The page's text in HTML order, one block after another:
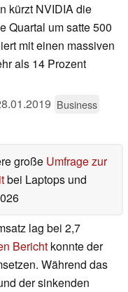
kürzt NVIDIA die
Quartal um satte 500
mit einen massiven
als 14 Prozent
Business
große Umfrage zur
bei Laptops und
lag bei 2,7
Bericht konnte der
Während das
der sinkenden